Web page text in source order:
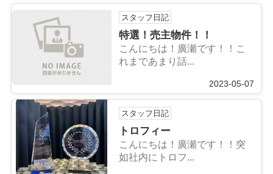
スタッフ日記
特選！売主物件！！
こんにちは！廣瀬です！！こ
れまであまり話...
2023-05-07
スタッフ日記
トロフィー
こんにちは！廣瀬です！！突
如社内にトロフ...